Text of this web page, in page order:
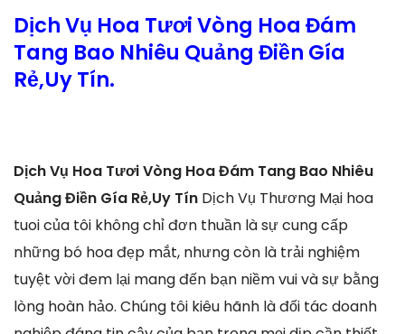
Dịch Vụ Hoa Tươi Vòng Hoa Đám
Tang Bao Nhiêu Quảng Điền Gía
Rẻ,Uy Tín.
Dịch Vụ Hoa Tươi Vòng Hoa Đám Tang Bao Nhiêu
Quảng Điền Gía Rẻ,Uy Tín Dịch Vụ Thương Mại hoa
tuoi của tôi không chỉ đơn thuần là sự cung cấp
những bó hoa đẹp mắt, nhưng còn là trải nghiệm
tuyệt vời đem lại mang đến bạn niềm vui và sự bằng
lòng hoàn hảo. Chúng tôi kiêu hãnh là đối tác doanh